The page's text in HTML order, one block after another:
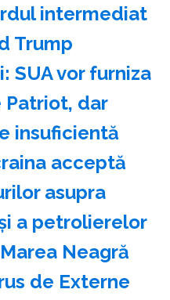
intermediat
Trump
SUA vor furniza
Patriot, dar
insuficientă
acceptă
asupra
a petrolierelor
Neagră
de Externe